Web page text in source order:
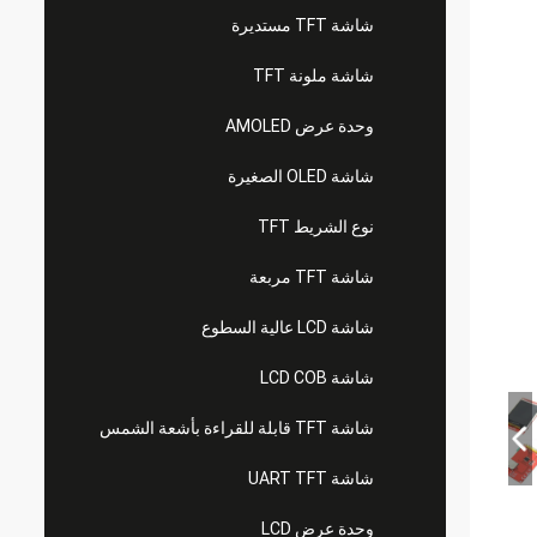
شاشة TFT مستديرة
شاشة ملونة TFT
وحدة عرض AMOLED
شاشة OLED الصغيرة
نوع الشريط TFT
شاشة TFT مربعة
شاشة LCD عالية السطوع
شاشة LCD COB
شاشة TFT قابلة للقراءة بأشعة الشمس
شاشة UART TFT
وحدة عرض LCD